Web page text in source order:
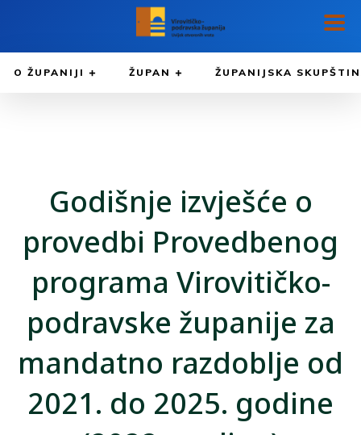
O ŽUPANIJI ŽUPAN ŽUPANIJSKA
Godišnje izvješće o
provedbi Provedbenog
programa Virovitičko-
podravske županije za
mandatno razdoblje od
2021. do 2025. godine